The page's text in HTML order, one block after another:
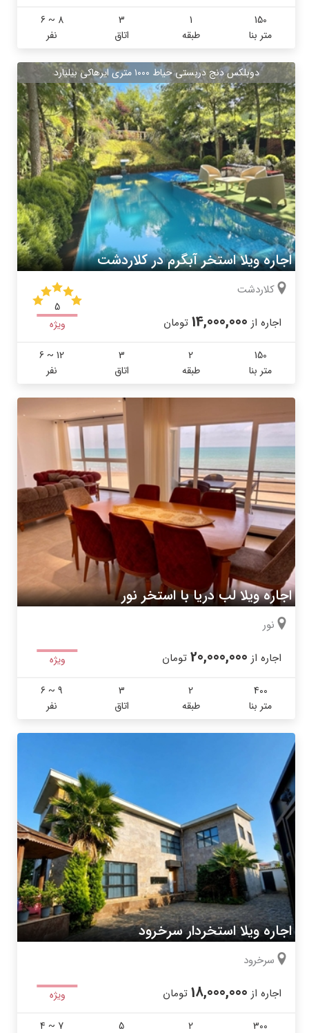
150
متر بنا
1
طبقه
3
اتاق
6 ~ 8
نفر
دوبلکس دنج دربستی حیاط ۱۰۰۰ متری ایرهاکی بیلیارد
اجاره ویلا استخر آبگرم در کلاردشت
کلاردشت
اجاره از 14,000,000 تومان
5
ویژه
150
متر بنا
2
طبقه
3
اتاق
6 ~ 12
نفر
اجاره ویلا لب دریا با استخر نور
نور
اجاره از 20,000,000 تومان ویژه
400
متر بنا
2
طبقه
3
اتاق
6 ~ 9
نفر
اجاره ویلا استخردار سرخرود
سرخرود
اجاره از 18,000,000 تومان ویژه
300
2
5
4 ~ 7